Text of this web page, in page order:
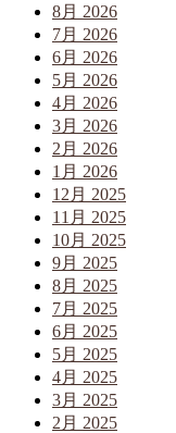
8月 2026
7月 2026
6月 2026
5月 2026
4月 2026
3月 2026
2月 2026
1月 2026
12月 2025
11月 2025
10月 2025
9月 2025
8月 2025
7月 2025
6月 2025
5月 2025
4月 2025
3月 2025
2月 2025